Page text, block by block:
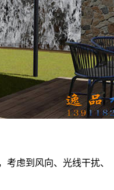
考虑到风向、光线干扰、